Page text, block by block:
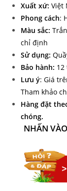
Xuất xứ: Việt
Phong cách:
Màu sắc:
chỉ định
Sử dụng:
Bảo hành: 12
Lưu ý: Giá
Tham khảo
Hàng đặt
chóng.
NHẤN